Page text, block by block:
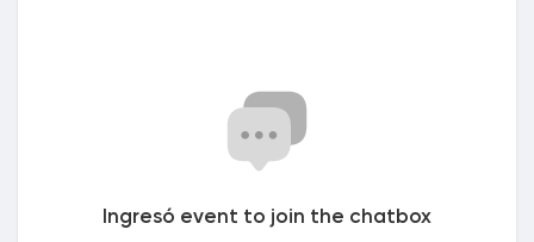
My Funding
Ingresó event to join the chatbox